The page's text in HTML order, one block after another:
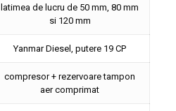
latimea de lucru de 50 mm, 80 mm
si 120 mm
Yanmar Diesel, putere 19 CP
compresor + rezervoare tampon
aer comprimat